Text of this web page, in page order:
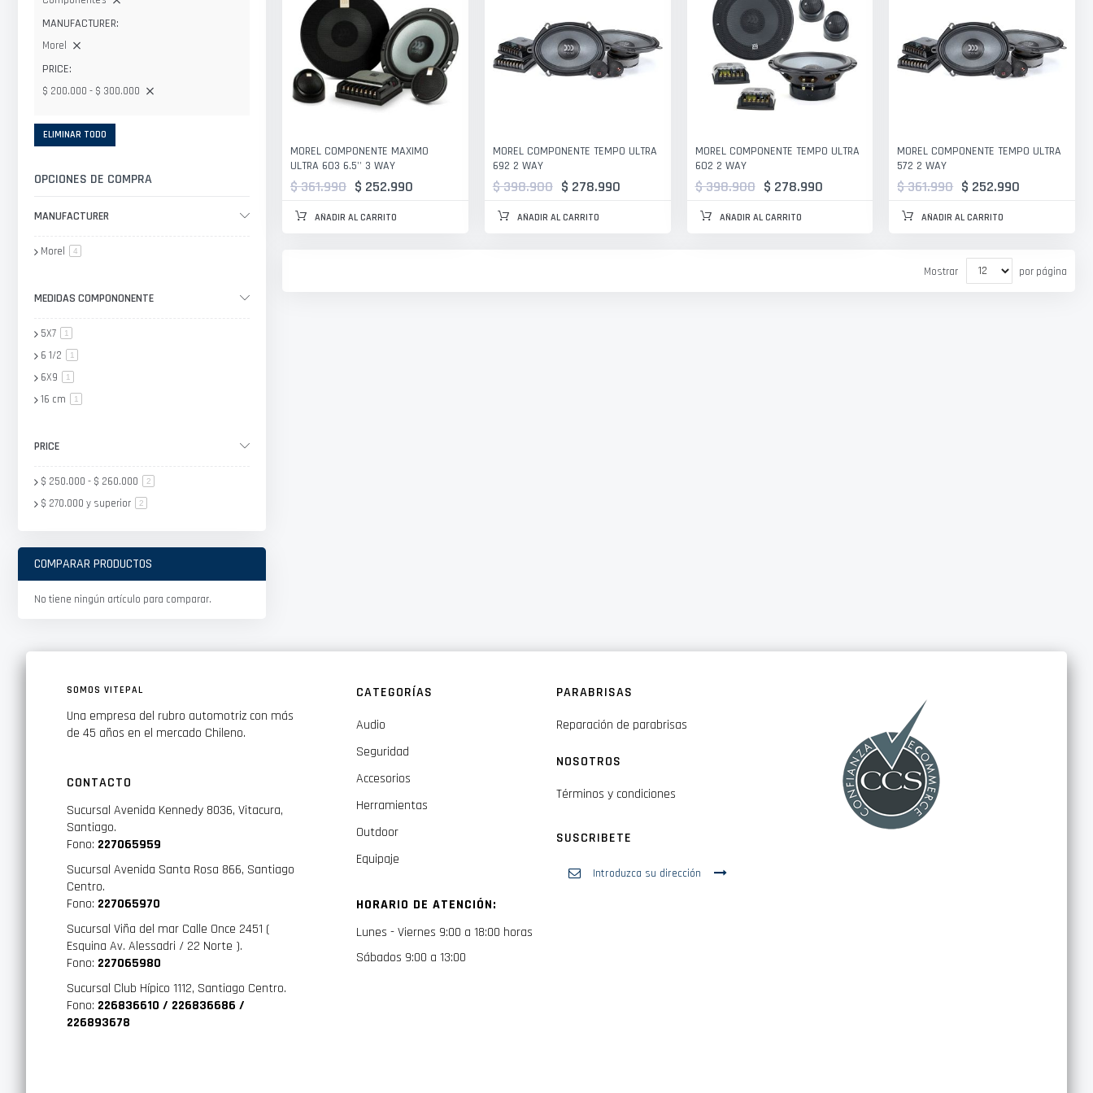
MOREL COMPONENTE MAXIMO
ULTRA 603 6.5'' 3 WAY
$ 252.990
$ 361.990
AÑADIR AL CARRITO
MOREL COMPONENTE TEMPO ULTRA
692 2 WAY
$ 278.990
$ 398.900
AÑADIR AL CARRITO
MOREL COMPONENTE TEMPO ULTRA
602 2 WAY
$ 278.990
$ 398.900
AÑADIR AL CARRITO
MOREL COMPONENTE TEMPO ULTRA
572 2 WAY
$ 252.990
$ 361.990
AÑADIR AL CARRITO
Mostrar por página
MANUFACTURER
Morel
PRICE
$ 200.000 - $ 300.000
ELIMINAR TODO
OPCIONES DE COMPRA
MANUFACTURER
Morel 4
MEDIDAS COMPONONENTE
5X7 1
6 1/2 1
6X9 1
16 cm 1
PRICE
$ 250.000 - $ 260.000 2artículo
$ 270.000 y superior 2artículo
COMPARAR PRODUCTOS
No tiene ningún artículo para comparar.
SOMOS VITEPAL
Una empresa del rubro automotriz con más
de 45 años en el mercado Chileno.
CONTACTO
Sucursal Avenida Kennedy 8036, Vitacura,
Santiago.
Fono: 227065959
Sucursal Avenida Santa Rosa 866, Santiago
Centro.
Fono: 227065970
Sucursal Viña del mar Calle Once 2451 (
Esquina Av. Alessadri / 22 Norte ).
Fono: 227065980
Sucursal Club Hípico 1112, Santiago Centro.
Fono: 226836610 / 226836686 /
226893678
CATEGORÍAS
Audio
Seguridad
Accesorios
Herramientas
Outdoor
Equipaje
HORARIO DE ATENCIÓN:
Lunes - Viernes 9:00 a 18:00 horas
Sábados 9:00 a 13:00
PARABRISAS
Reparación de parabrisas
NOSOTROS
Términos y condiciones
SUSCRIBETE